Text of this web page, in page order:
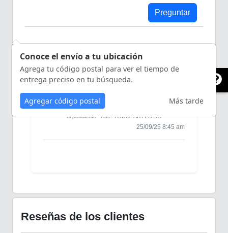
Preguntar
Últimas preguntas
Buen día, requiere verificar forma y medidas.
Saludos y gracias por contactarte! Quedamos
al pendiente - Atte. TODOPARTES DO
25/09/25 8:45 am
Reseñas de los clientes
Conoce el envío a tu ubicación
Agrega tu código postal para ver el tiempo de
entrega preciso en tu búsqueda.
Agregar código postal Más tarde